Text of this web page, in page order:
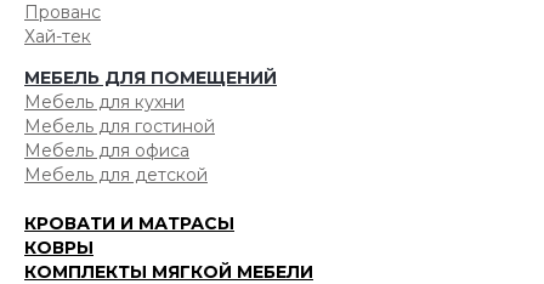
Прованс
Хай-тек
МЕБЕЛЬ ДЛЯ ПОМЕЩЕНИЙ
Мебель для кухни
Мебель для гостиной
Мебель для офиса
Мебель для детской
КРОВАТИ И МАТРАСЫ
КОВРЫ
КОМПЛЕКТЫ МЯГКОЙ МЕБЕЛИ